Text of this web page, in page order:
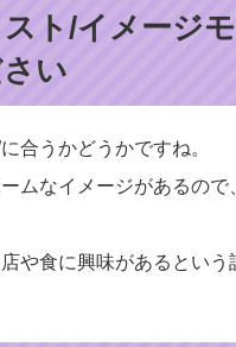
ト/イメージ
い
合うかどうかですね。
ムなイメージがあるの
や食に興味があるという